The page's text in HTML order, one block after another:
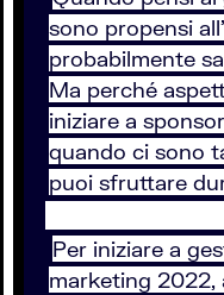
sono propensi
probabilmente
Ma perché
iniziare a
quando ci sono
puoi sfruttare
Per iniziare a
marketing 2022,